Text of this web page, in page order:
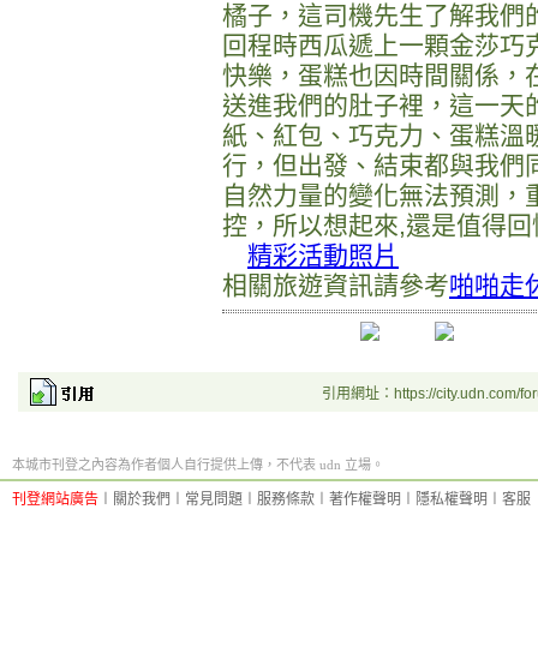
橘子，這司機先生了解我們
回程時西瓜遞上一顆金莎
快樂，蛋糕也因時間關係，
送進我們的肚子裡，這一天
紙、紅包、巧克力、蛋糕溫
行，但出發、結束都與我們
自然力量的變化無法預測
控，所以想起來,還是值得
精彩活動照片
相關旅遊資訊請參考啪啪走
引用網址：https://city.udn.com/
本城市刊登之內容為作者個人自行提供上傳，不代表 udn 立場。
刊登網站廣告 關於我們 常見問題 服務條款 著作權聲明 隱私權聲明 客服